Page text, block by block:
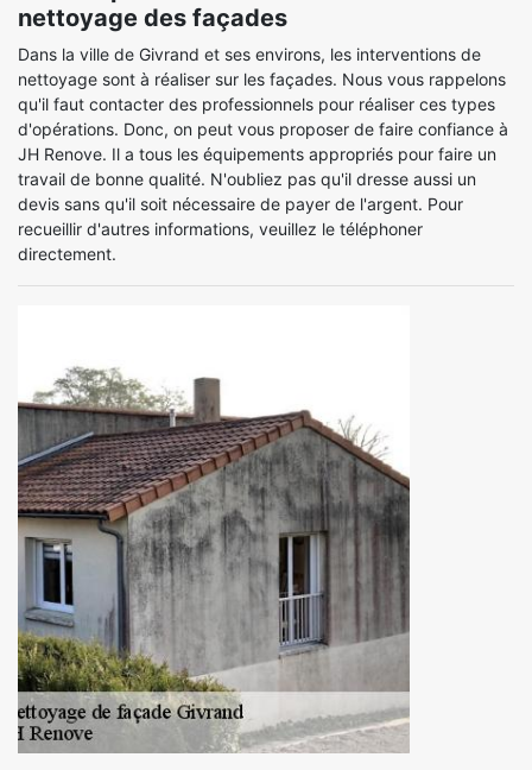
nettoyage des façades
Dans la ville de Givrand et ses environs, les interventions de
nettoyage sont à réaliser sur les façades. Nous vous rappelons
qu'il faut contacter des professionnels pour réaliser ces types
d'opérations. Donc, on peut vous proposer de faire confiance à
JH Renove. Il a tous les équipements appropriés pour faire un
travail de bonne qualité. N'oubliez pas qu'il dresse aussi un
devis sans qu'il soit nécessaire de payer de l'argent. Pour
recueillir d'autres informations, veuillez le téléphoner
directement.